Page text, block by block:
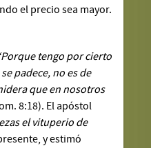
el precio sea mayor.
tengo por cierto
padece, no es de
que en nosotros
8:18). El apóstol
el vituperio de
y estimó